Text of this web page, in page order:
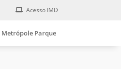
Acesso IMD
Metrópole Parque